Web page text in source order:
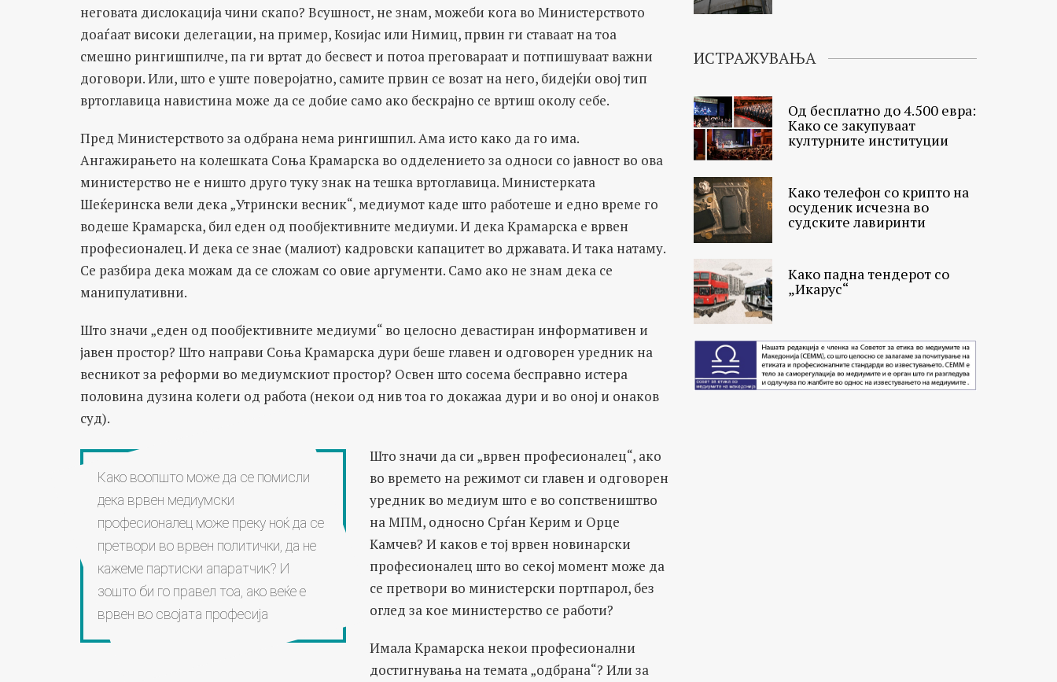
неговата дислокација чини скапо? Всушност, не знам, можеби кога во Министерството
доаѓаат високи делегации, на пример, Коѕијас или Нимиц, првин ги ставаат на тоа
смешно рингишпилче, па ги вртат до бесвест и потоа преговараат и потпишуваат важни
договори. Или, што е уште поверојатно, самите првин се возат на него, бидејќи овој тип
вртоглавица навистина може да се добие само ако бескрајно се вртиш околу себе.
Пред Министерството за одбрана нема рингишпил. Ама исто како да го има.
Ангажирањето на колешката Соња Крамарска во одделението за односи со јавност во ова
министерство не е ништо друго туку знак на тешка вртоглавица. Министерката
Шеќеринска вели дека „Утрински весник“, медиумот каде што работеше и едно време го
водеше Крамарска, бил еден од пообјективните медиуми. И дека Крамарска е врвен
професионалец. И дека се знае (малиот) кадровски капацитет во државата. И така натаму.
Се разбира дека можам да се сложам со овие аргументи. Само ако не знам дека се
манипулативни.
Што значи „еден од пообјективните медиуми“ во целосно девастиран информативен и
јавен простор? Што направи Соња Крамарска дури беше главен и одговорен уредник на
весникот за реформи во медиумскиот простор? Освен што сосема бесправно истера
половина дузина колеги од работа (некои од нив тоа го докажаа дури и во оној и онаков
суд).
Како воопшто може да се помисли
дека врвен медиумски
професионалец може преку ноќ да се
претвори во врвен политички, да не
кажеме партиски апаратчик? И
зошто би го правел тоа, ако веќе е
врвен во својата професија
Што значи да си „врвен професионалец“, ако
во времето на режимот си главен и одговорен
уредник во медиум што е во сопствеништво
на МПМ, односно Срѓан Керим и Орце
Камчев? И каков е тој врвен новинарски
професионалец што во секој момент може да
се претвори во министерски портпарол, без
оглед за кое министерство се работи?
Имала Крамарска некои професионални
достигнувања на темата „одбрана“? Или за
ИСТРАЖУВАЊА
Од бесплатно до 4.500 евра:
Како се закупуваат
културните институции
Како телефон со крипто на
осуденик исчезна во
судските лавиринти
Како падна тендерот со
„Икарус“